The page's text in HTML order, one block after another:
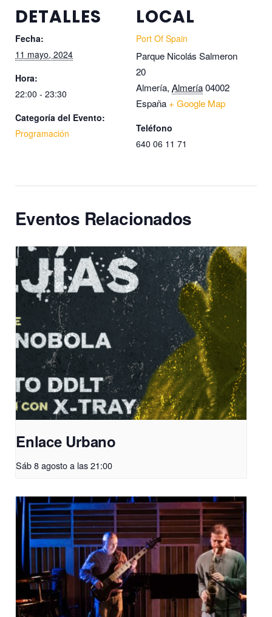
DETALLES
Fecha:
11 mayo, 2024
Hora:
22:00 - 23:30
Categoría del Evento:
Programación
LOCAL
Port Of Spain
Parque Nicolás Salmeron
20
Almería, Almería04002
España + Google Map
Teléfono
640 06 11 71
Eventos Relacionados
Enlace Urbano
Sáb 8 agosto a las 21:00